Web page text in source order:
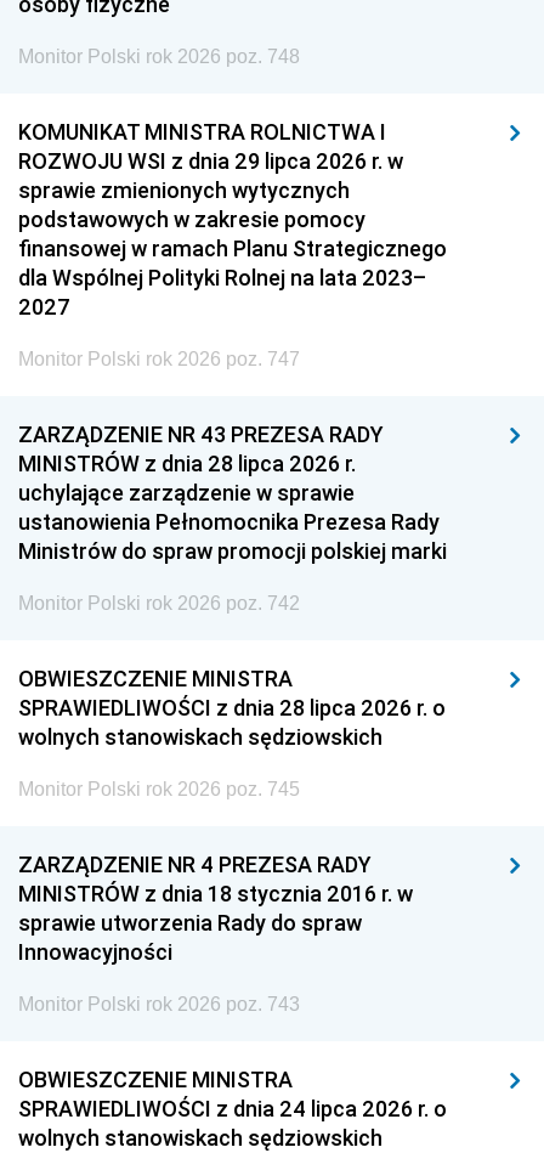
Monitor Polski rok 2026 poz. 748
KOMUNIKAT MINISTRA ROLNICTWA I
ROZWOJU WSI z dnia 29 lipca 2026 r. w
sprawie zmienionych wytycznych
podstawowych w zakresie pomocy
finansowej w ramach Planu Strategicznego
dla Wspólnej Polityki Rolnej na lata 2023–
2027
Monitor Polski rok 2026 poz. 747
ZARZĄDZENIE NR 43 PREZESA RADY
MINISTRÓW z dnia 28 lipca 2026 r.
uchylające zarządzenie w sprawie
ustanowienia Pełnomocnika Prezesa Rady
Ministrów do spraw promocji polskiej marki
Monitor Polski rok 2026 poz. 742
OBWIESZCZENIE MINISTRA
SPRAWIEDLIWOŚCI z dnia 28 lipca 2026 r. o
wolnych stanowiskach sędziowskich
Monitor Polski rok 2026 poz. 745
ZARZĄDZENIE NR 4 PREZESA RADY
MINISTRÓW z dnia 18 stycznia 2016 r. w
sprawie utworzenia Rady do spraw
Innowacyjności
Monitor Polski rok 2026 poz. 743
OBWIESZCZENIE MINISTRA
SPRAWIEDLIWOŚCI z dnia 24 lipca 2026 r. o
wolnych stanowiskach sędziowskich